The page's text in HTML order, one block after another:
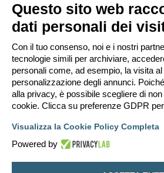
minaccia, messaggio a sfondo sessuale, o
può violare una qualsiasi Legge del proprio
“EDILCLIMA” è ospitato, o di una Legge
all’immediato e permanente divieto di accesso,
Internet se è ritenuto da noi opportuno. Tutti gli
salvaguardare e rinforzare queste condizioni.
diritto di rimuovere, riscrivere, spostare o
qualsiasi momento lo ritenga necessario. Come
accetti che ogni informazione (dato personale)
in un database. Al contempo queste
nessuno senza il tuo consenso, né “EDILCLIMA”
queste informazioni.
Questo sito web
dati personali dei
Con il tuo consenso, noi e i nostri
tecnologie simili per archiviare,
personali come, ad esempio, la visita
personalizzazione degli annunci.
alla privacy, è possibile scegliere di
cookie. Clicca su preferenze GDPR
Visualizza la Cookie Policy Completa
Powered by